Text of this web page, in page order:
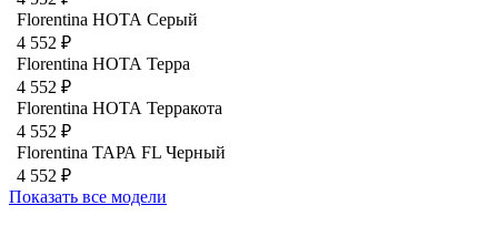
Florentina НОТА Серый
4 552 ₽
Florentina НОТА Терра
4 552 ₽
Florentina НОТА Терракота
4 552 ₽
Florentina ТАРА FL Черный
4 552 ₽
Показать все модели